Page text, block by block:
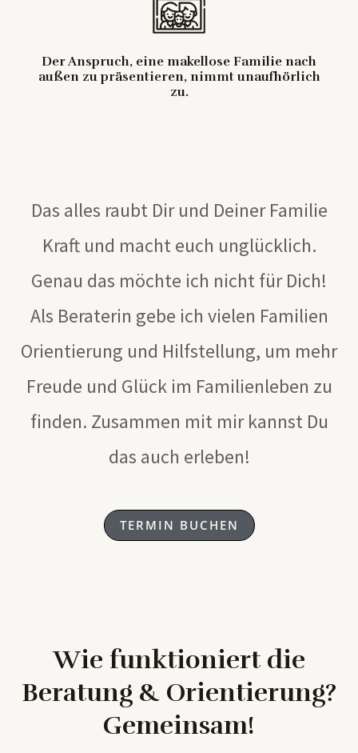
Der Anspruch, eine makellose Familie nach
außen zu präsentieren, nimmt unaufhörlich
zu.
Das alles raubt Dir und Deiner Familie
Kraft und macht euch unglücklich.
Genau das möchte ich nicht für Dich!
Als Beraterin gebe ich vielen Familien
Orientierung und Hilfstellung, um mehr
Freude und Glück im Familienleben zu
finden. Zusammen mit mir kannst Du
das auch erleben!
TERMIN BUCHEN
Wie funktioniert die
Beratung & Orientierung?
Gemeinsam!